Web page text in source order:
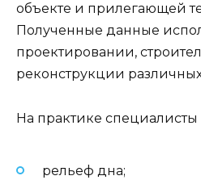
объекте и прилегающей
Полученные данные
проектировании,
реконструкции
На практике специалисты
рельеф дна;